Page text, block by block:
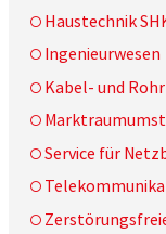
Haustechnik
Ingenieurwesen
Kabel- und
Service für